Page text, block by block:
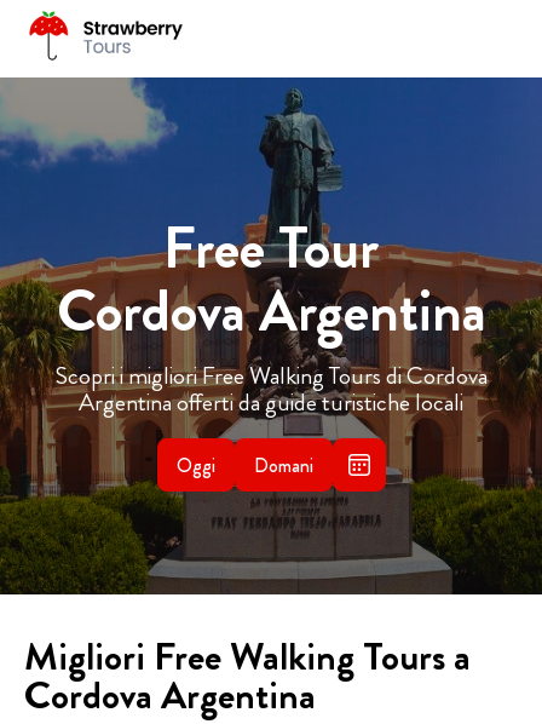
Free Tour
Cordova Argentina
Scopri i migliori Free Walking Tours di Cordova
Argentina offerti da guide turistiche locali
Oggi Domani
Migliori Free Walking Tours a
Cordova Argentina